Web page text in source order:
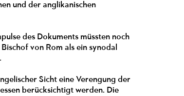
und der anglikanischen
des Dokuments müssten noch
von Rom als ein synodal
Sicht eine Verengung der
berücksichtigt werden. Die